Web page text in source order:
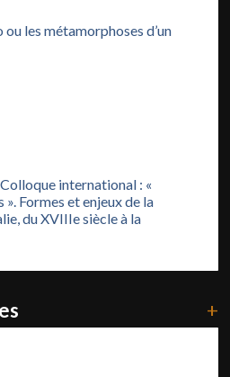
les métamorphoses d’un
international : «
». Formes et enjeux de la
du XVIIIe siècle à la
+